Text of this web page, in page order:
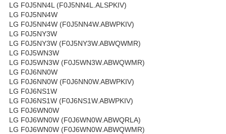
LG F0J5NN4L (F0J5NN4L.ALSPKIV)
LG F0J5NN4W
LG F0J5NN4W (F0J5NN4W.ABWPKIV)
LG F0J5NY3W
LG F0J5NY3W (F0J5NY3W.ABWQWMR)
LG F0J5WN3W
LG F0J5WN3W (F0J5WN3W.ABWQWMR)
LG F0J6NN0W
LG F0J6NN0W (F0J6NN0W.ABWPKIV)
LG F0J6NS1W
LG F0J6NS1W (F0J6NS1W.ABWPKIV)
LG F0J6WN0W
LG F0J6WN0W (F0J6WN0W.ABWQRLA)
LG F0J6WN0W (F0J6WN0W.ABWQWMR)